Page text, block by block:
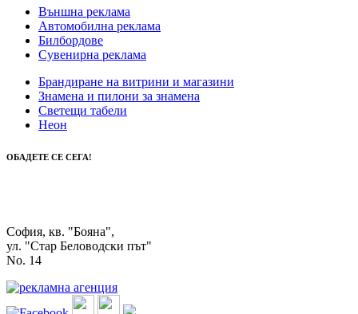
Външна реклама
Автомобилна реклама
Билбордове
Сувенирна реклама
Брандиране на витрини и магазини
Знамена и пилони за знамена
Светещи табели
Неон
ОБАДЕТЕ СЕ СЕГА!
София, кв. "Бояна",
ул. "Стар Беловодски път"
No. 14